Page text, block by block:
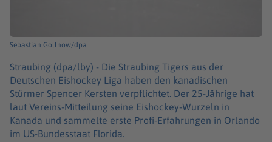
Sebastian Gollnow/dpa
Straubing (dpa/lby) - Die Straubing Tigers aus der
Deutschen Eishockey Liga haben den kanadischen
Stürmer Spencer Kersten verpflichtet. Der 25-Jährige hat
laut Vereins-Mitteilung seine Eishockey-Wurzeln in
Kanada und sammelte erste Profi-Erfahrungen in Orlando
im US-Bundesstaat Florida.